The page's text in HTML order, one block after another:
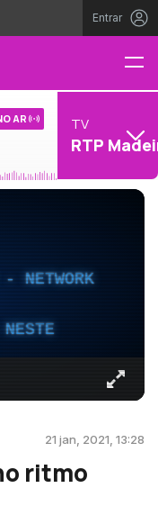
Entrar
AR TV
RTP
NETWORK
21 jan, 2021, 13:28
ritmo